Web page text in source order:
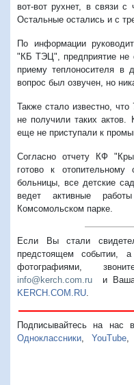
вот-вот рухнет, в связи
Остальные остались и с
По информации
"КБ ТЭЦ", предприятие не
приему теплоносителя в
вопрос был озвучен, но
Также стало известно,
не получили таких
еще не приступали к
Согласно отчету КФ
готово к отопительному
больницы, все детские
ведет активные
Комсомольском парке.
Если Вы стали
предстоящем событии, а
фотографиями,
info@kerch.com.ru и Ваша
KERCH.COM.RU
Подписывайтесь на нас
Одноклассники
YouTube